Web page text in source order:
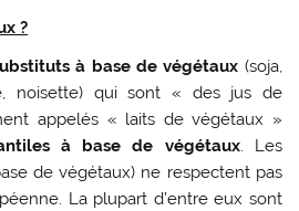
?
à base de végétaux (soja,
noisette) qui sont « des jus de
appelés « laits de végétaux »
à base de végétaux. Les
de végétaux) ne respectent pas
La plupart d’entre eux sont